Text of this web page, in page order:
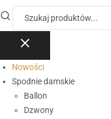
Nowości
Spodnie damskie
Ballon
Dzwony